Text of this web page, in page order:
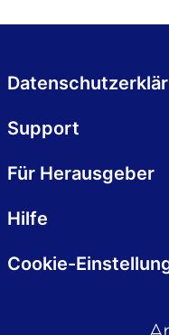
Support
Für Herausgeber
Hilfe
Cookie-